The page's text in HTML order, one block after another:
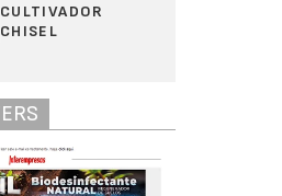
CULTIVADOR
CHISEL